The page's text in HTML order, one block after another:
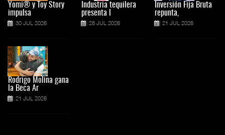
Yomi® y Toy Story
impulsa
30 JUL 2026
Rodrigo Molina gana
la Beca Ar
21 JUL 2026
Industria tequilera
presenta l
28 JUL 2026
Inversión Fija Bruta
repunta,
21 JUL 2026